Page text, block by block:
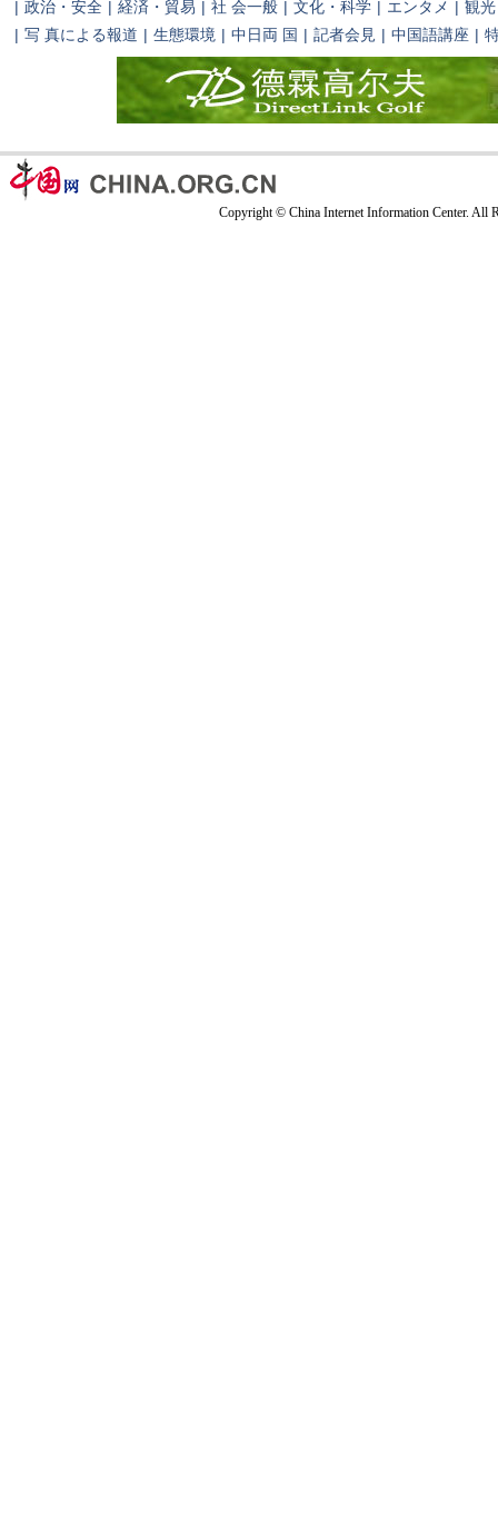
| 政治・安全 | 経済・貿易 | 社 会一般 | 文化・科学 | エンタメ | 観光
| 写 真による報道 | 生態環境 | 中日両 国 | 記者会見 | 中国語講座 |